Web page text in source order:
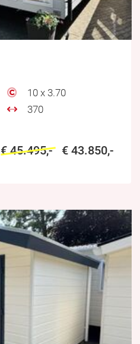
10 x 3.70
370
€ 45.495,- € 43.850,-